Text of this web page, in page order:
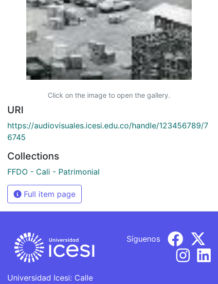
Click on the image to open the gallery.
URI
https://audiovisuales.icesi.edu.co/handle/123456789/7
6745
Collections
FFDO - Cali - Patrimonial
Full item page
Universidad Icesi: Calle
Síguenos